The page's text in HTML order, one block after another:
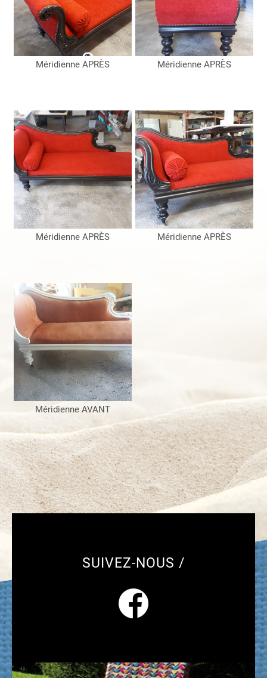
Méridienne APRÈS Méridienne APRÈS
Méridienne APRÈS Méridienne APRÈS
Méridienne AVANT
SUIVEZ-NOUS /